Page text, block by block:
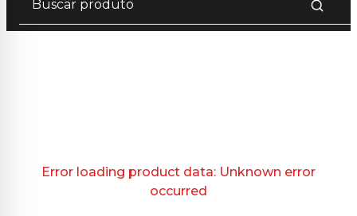
Error loading product data: Unknown error
occurred